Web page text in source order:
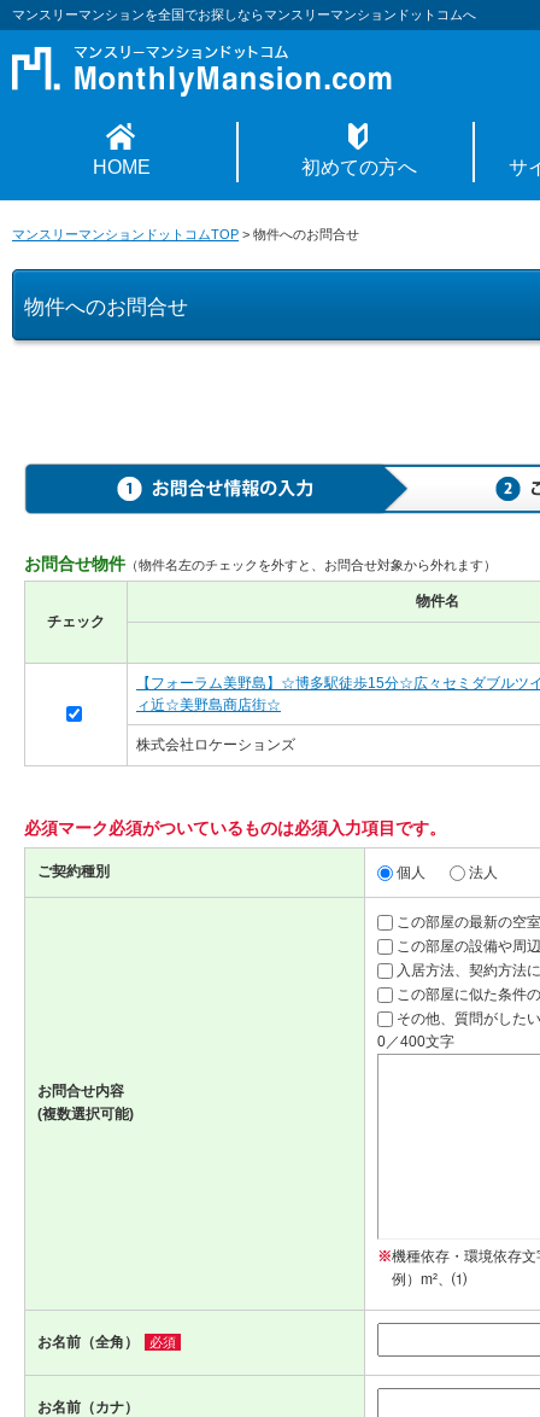
マンスリーマンションを全国でお探しならマンスリーマンションドットコムへ
HOME 初めての方へ サ
マンスリーマンションドットコムTOP > 物件へのお問合せ
物件へのお問合せ
お問合せ物件 （物件名左のチェックを外すと、お問合せ対象から外れます）
チェック
物件名
【フォーラム美野島】☆博多駅徒歩15分☆広々セミダブルツ
ィ近☆美野島商店街☆
株式会社ロケーションズ
必須マーク必須がついているものは必須入力項目です。
ご契約種別 個人 法人
お問合せ内容
(複数選択可能)
この部屋の最新の空
この部屋の設備や周
入居方法、契約方法
この部屋に似た条件
その他、質問がした
0／400文字
※機種依存・環境依存
例）m²、⑴
お名前（全角） 必須
お名前（カナ）